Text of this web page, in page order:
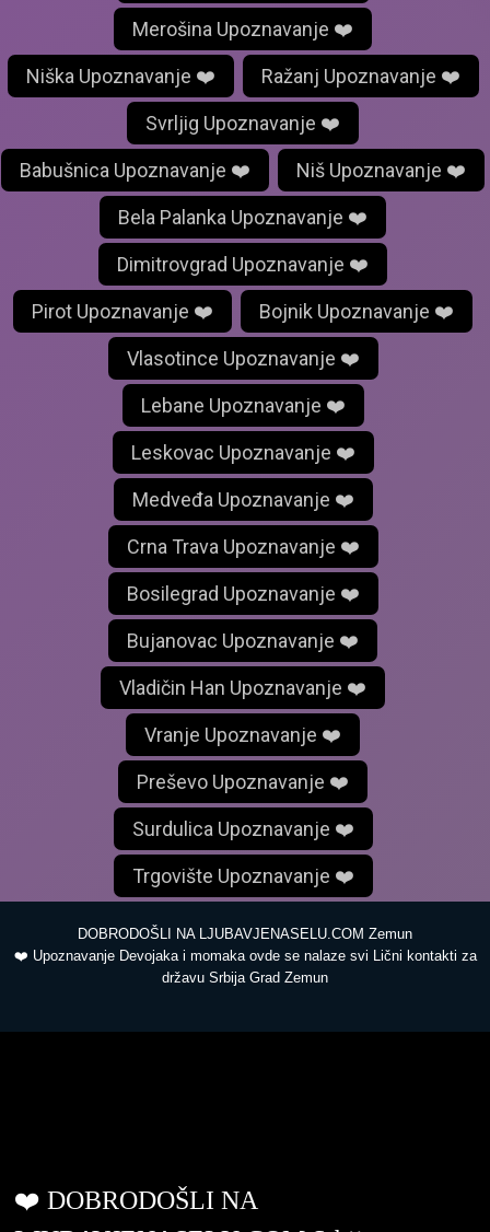
Merošina Upoznavanje ❤️
Niška Upoznavanje ❤️ Ražanj Upoznavanje ❤️
Svrljig Upoznavanje ❤️
Babušnica Upoznavanje ❤️ Niš Upoznavanje ❤️
Bela Palanka Upoznavanje ❤️
Dimitrovgrad Upoznavanje ❤️
Pirot Upoznavanje ❤️ Bojnik Upoznavanje ❤️
Vlasotince Upoznavanje ❤️
Lebane Upoznavanje ❤️
Leskovac Upoznavanje ❤️
Medveđa Upoznavanje ❤️
Crna Trava Upoznavanje ❤️
Bosilegrad Upoznavanje ❤️
Bujanovac Upoznavanje ❤️
Vladičin Han Upoznavanje ❤️
Vranje Upoznavanje ❤️
Preševo Upoznavanje ❤️
Surdulica Upoznavanje ❤️
Trgovište Upoznavanje ❤️
DOBRODOŠLI NA LJUBAVJENASELU.COM Zemun
❤️ Upoznavanje Devojaka i momaka ovde se nalaze svi Lični kontakti za
državu Srbija Grad Zemun
❤️ DOBRODOŠLI NA